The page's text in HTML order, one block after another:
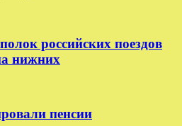
российских поездов
нижних
пенсии